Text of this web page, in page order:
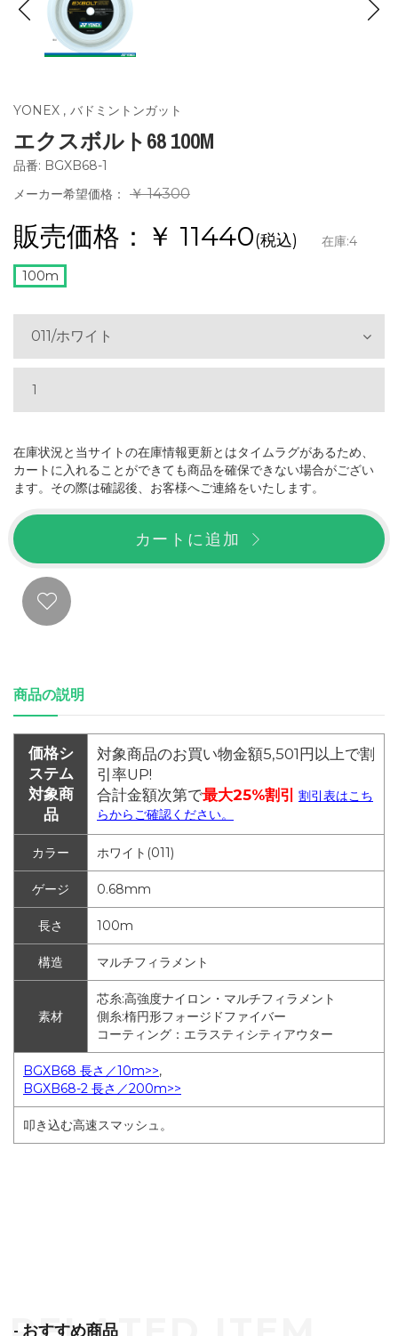
YONEX , バドミントンガット
エクスボルト68 100M
品番: BGXB68-1
メーカー希望価格：
￥ 14300
販売価格：￥ 11440(税込) 在庫:4
100m
011/ホワイト
在庫状況と当サイトの在庫情報更新とはタイムラグがあるため、
カートに入れることができても商品を確保できない場合がござい
ます。その際は確認後、お客様へご連絡をいたします。
カートに追加
商品の説明
価格シ
ステム
対象商
品
対象商品のお買い物金額5,501円以上で割
引率UP!
合計金額次第で最大25%割引
割引表はこち
らからご確認ください。
カラー ホワイト(011)
ゲージ 0.68mm
長さ 100m
構造 マルチフィラメント
素材
芯糸:高強度ナイロン・マルチフィラメント
側糸:楕円形フォージドファイバー
コーティング：エラスティシティアウター
BGXB68 長さ／10m>>,
BGXB68-2 長さ／200m>>
叩き込む高速スマッシュ。
- おすすめ商品